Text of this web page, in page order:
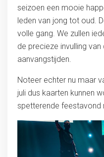
seizoen een mooie
leden van jong tot oud.
volle gang. We zullen
de precieze invulling
aanvangstijden.
Noteer echter nu maar
juli dus kaarten kunnen
spetterende feestavond